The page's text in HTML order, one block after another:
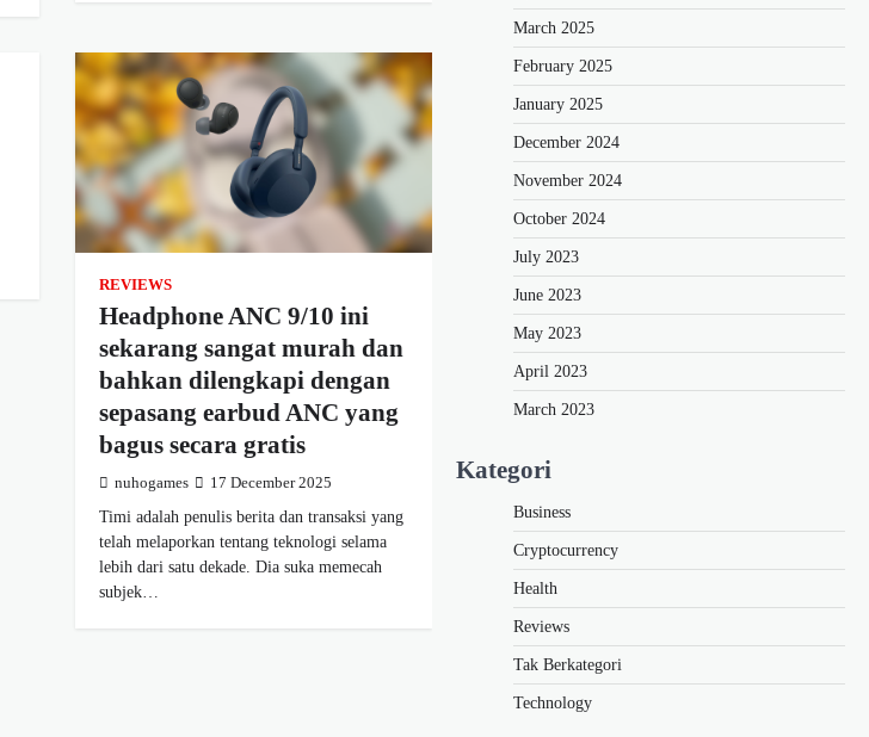
REVIEWS
Headphone ANC 9/10 ini
sekarang sangat murah dan
bahkan dilengkapi dengan
sepasang earbud ANC yang
bagus secara gratis
nuhogames 17 December 2025
Timi adalah penulis berita dan transaksi yang
telah melaporkan tentang teknologi selama
lebih dari satu dekade. Dia suka memecah
subjek…
March 2025
February 2025
January 2025
December 2024
November 2024
October 2024
July 2023
June 2023
May 2023
April 2023
March 2023
Kategori
Business
Cryptocurrency
Health
Reviews
Tak Berkategori
Technology